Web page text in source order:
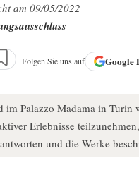
am 09/05/2022
Folgen Sie uns auf Google
Palazzo Madama in Turin
Erlebnisse
und die Werke